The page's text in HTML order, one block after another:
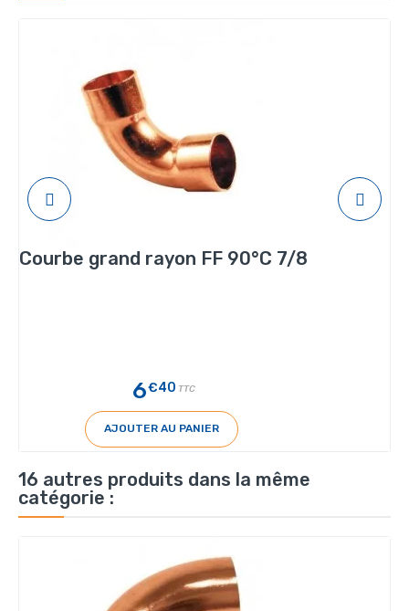
Courbe grand rayon FF 90°C 7/8
6€40 TTC
AJOUTER AU PANIER
16 autres produits dans la même
catégorie :